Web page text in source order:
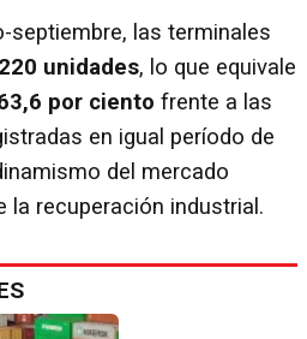
septiembre, las terminales
unidades, lo que equivale
por ciento frente a las
en igual período de
del mercado
recuperación industrial.